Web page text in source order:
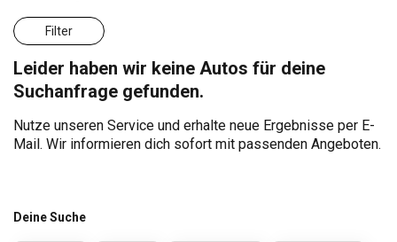
Filter
Leider haben wir keine Autos für deine
Suchanfrage gefunden.
Nutze unseren Service und erhalte neue Ergebnisse per E-
Mail. Wir informieren dich sofort mit passenden Angeboten.
Deine Suche